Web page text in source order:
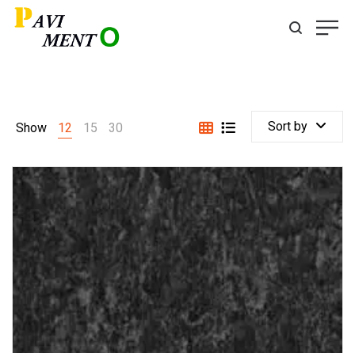
Show 12 15 30 Sort by